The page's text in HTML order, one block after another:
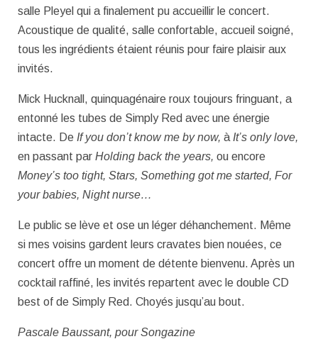
salle Pleyel qui a finalement pu accueillir le concert.
Acoustique de qualité, salle confortable, accueil soigné,
tous les ingrédients étaient réunis pour faire plaisir aux
invités.
Mick Hucknall, quinquagénaire roux toujours fringuant, a
entonné les tubes de Simply Red avec une énergie
intacte. De If you don’t know me by now, à It’s only love,
en passant par Holding back the years, ou encore
Money’s too tight, Stars, Something got me started, For
your babies, Night nurse…
Le public se lève et ose un léger déhanchement. Même
si mes voisins gardent leurs cravates bien nouées, ce
concert offre un moment de détente bienvenu. Après un
cocktail raffiné, les invités repartent avec le double CD
best of de Simply Red. Choyés jusqu’au bout.
Pascale Baussant, pour Songazine